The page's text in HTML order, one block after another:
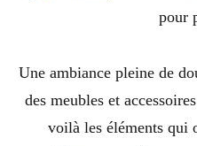
pour
Une ambiance pleine de
des meubles et
voilà les éléments qui